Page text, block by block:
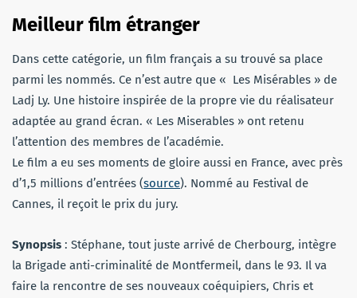
Meilleur film étranger
Dans cette catégorie, un film français a su trouvé sa place
parmi les nommés. Ce n’est autre que « Les Misérables » de
Ladj Ly. Une histoire inspirée de la propre vie du réalisateur
adaptée au grand écran. « Les Miserables » ont retenu
l’attention des membres de l’académie.
Le film a eu ses moments de gloire aussi en France, avec près
d’1,5 millions d’entrées (source). Nommé au Festival de
Cannes, il reçoit le prix du jury.
Synopsis : Stéphane, tout juste arrivé de Cherbourg, intègre
la Brigade anti-criminalité de Montfermeil, dans le 93. Il va
faire la rencontre de ses nouveaux coéquipiers, Chris et